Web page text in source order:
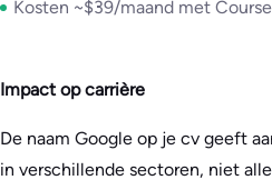
Kosten ~$39/maand met
Impact op carrière
De naam Google op je cv geeft
in verschillende sectoren, niet